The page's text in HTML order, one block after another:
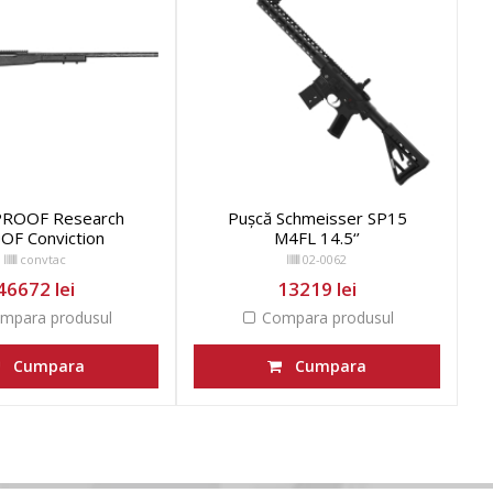
Research
Conviction
convtac
lei
produsul
Cumpara
Pușcă Schmeisser SP15
M4FL 14.5‘’
02-0062
13219 lei
Compara produsul
Cumpara